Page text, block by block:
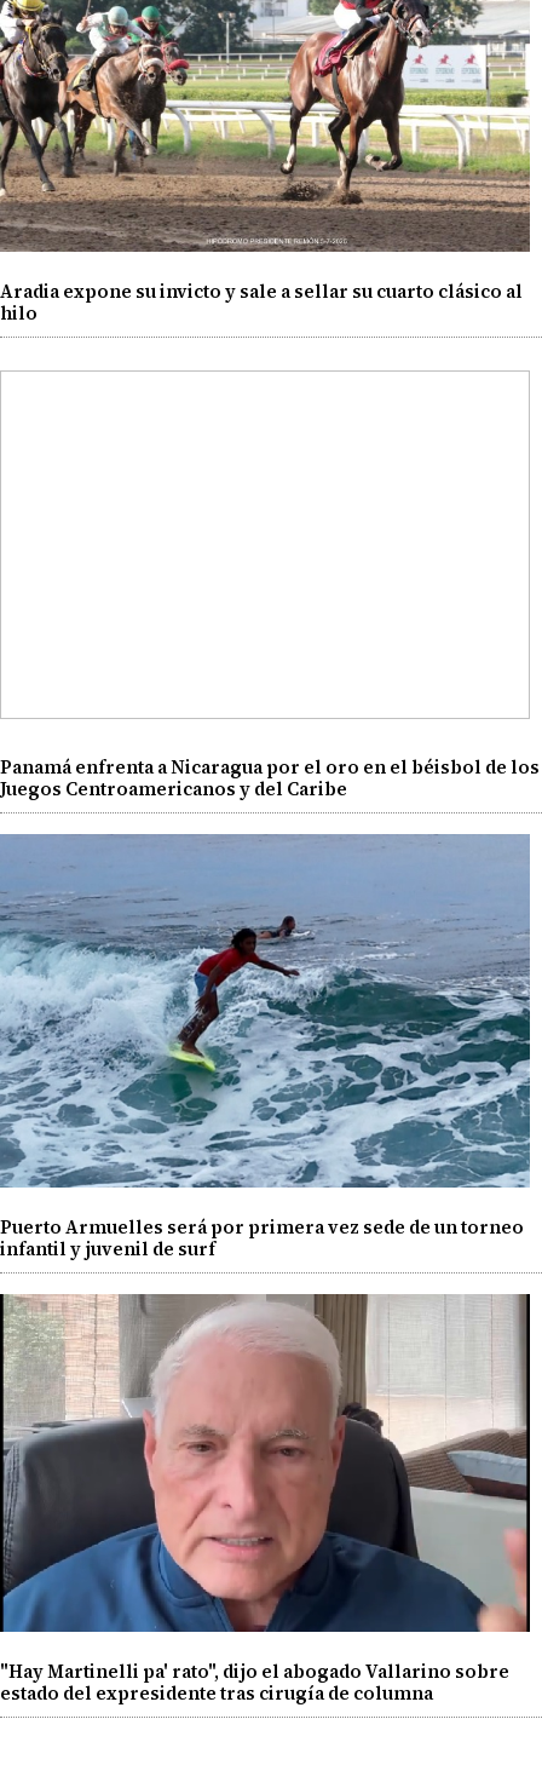
Aradia expone su invicto y sale a sellar su cuarto clásico al
hilo
Panamá enfrenta a Nicaragua por el oro en el béisbol de los
Juegos Centroamericanos y del Caribe
Puerto Armuelles será por primera vez sede de un torneo
infantil y juvenil de surf
"Hay Martinelli pa' rato", dijo el abogado Vallarino sobre
estado del expresidente tras cirugía de columna